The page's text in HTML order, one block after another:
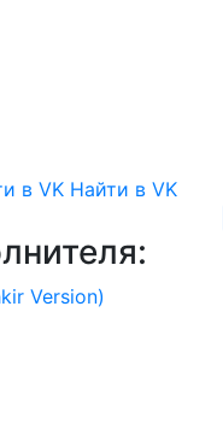
в VK Найти в VK
Version)